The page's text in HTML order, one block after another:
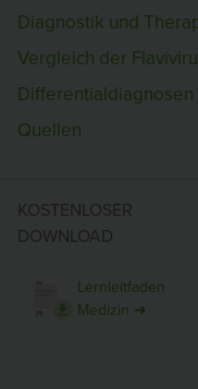
Diagnostik und
Vergleich der
Differentialdiagnosen
Quellen
KOSTENLOSER
DOWNLOAD
Lernleitfaden
Medizin ➜